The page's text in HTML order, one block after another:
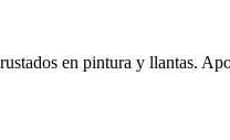
en pintura y llantas.